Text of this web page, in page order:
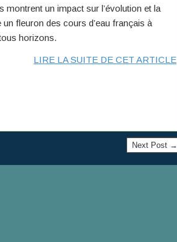
un impact sur l’évolution et la
fleuron des cours d’eau français à
horizons.
LIRE LA SUITE DE CET ARTICLE
Next Post →